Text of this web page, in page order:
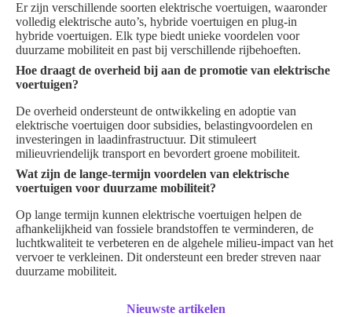
Er zijn verschillende soorten elektrische voertuigen, waaronder
volledig elektrische auto’s, hybride voertuigen en plug-in
hybride voertuigen. Elk type biedt unieke voordelen voor
duurzame mobiliteit en past bij verschillende rijbehoeften.
Hoe draagt de overheid bij aan de promotie van elektrische
voertuigen?
De overheid ondersteunt de ontwikkeling en adoptie van
elektrische voertuigen door subsidies, belastingvoordelen en
investeringen in laadinfrastructuur. Dit stimuleert
milieuvriendelijk transport en bevordert groene mobiliteit.
Wat zijn de lange-termijn voordelen van elektrische
voertuigen voor duurzame mobiliteit?
Op lange termijn kunnen elektrische voertuigen helpen de
afhankelijkheid van fossiele brandstoffen te verminderen, de
luchtkwaliteit te verbeteren en de algehele milieu-impact van het
vervoer te verkleinen. Dit ondersteunt een breder streven naar
duurzame mobiliteit.
Nieuwste artikelen